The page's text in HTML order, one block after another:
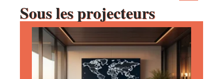
Sous les projecteurs